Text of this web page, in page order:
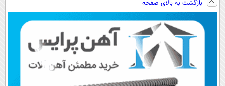
سبک و مقاوم |
پرداخت قسطی
بازگشت به بالای صفحه